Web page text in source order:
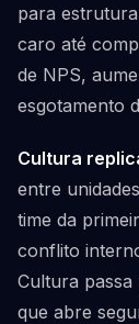
para
caro até
de NPS,
esgotamento
Cultura
entre
time da
conflito
Cultura
que abre